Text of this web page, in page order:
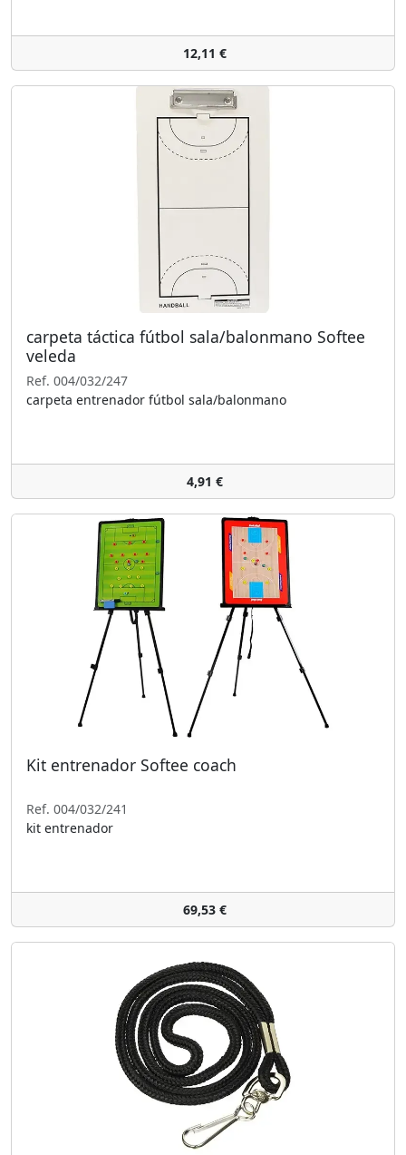
12,11 €
carpeta táctica fútbol sala/balonmano Softee
veleda
Ref. 004/032/247
carpeta entrenador fútbol sala/balonmano
4,91 €
Kit entrenador Softee coach
Ref. 004/032/241
kit entrenador
69,53 €